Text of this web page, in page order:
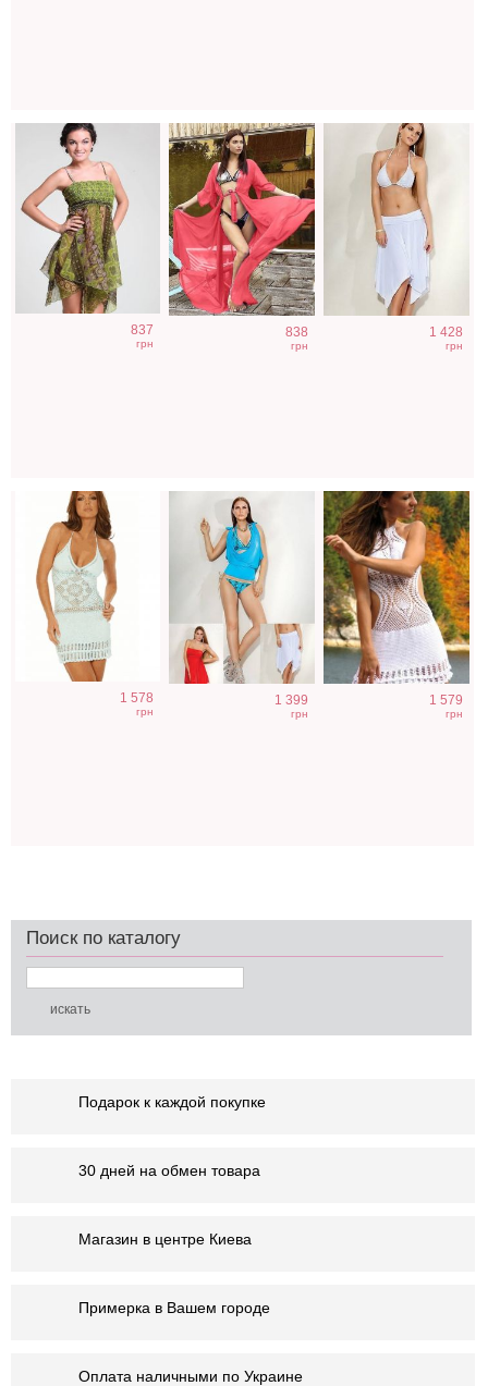
837
грн
838
грн
1 428
грн
Короткое
голубое вязаное
платье сарафан
1 578
грн
Летняя туника-
трансформер
1 399
грн
Вязаное белое
пляжное платье
1 579
грн
Поиск по каталогу
Подарок к каждой покупке
30 дней на обмен товара
Магазин в центре Киева
Примерка в Вашем городе
Оплата наличными по Украине